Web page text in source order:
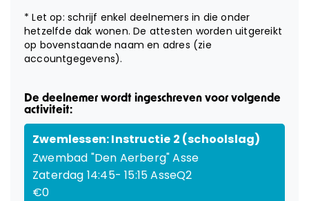
Webshop
Cadeaubon
Inloggen
* Let op: schrijf enkel deelnemers in die onder
hetzelfde dak wonen. De attesten worden uitgereikt
op bovenstaande naam en adres (zie
accountgegevens).
De deelnemer wordt ingeschreven voor volgende
activiteit:
Zwemlessen: Instructie 2 (schoolslag)
Zwembad "Den Aerberg" Asse
Zaterdag 14:45- 15:15 AsseQ2
€0